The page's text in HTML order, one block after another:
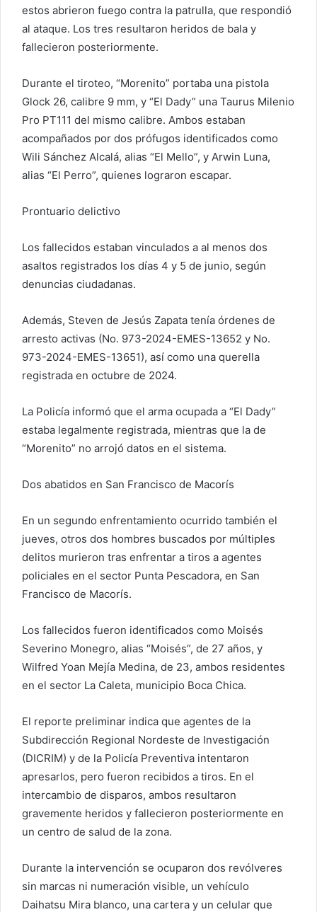
estos abrieron fuego contra la patrulla, que respondió
al ataque. Los tres resultaron heridos de bala y
fallecieron posteriormente.
Durante el tiroteo, “Morenito” portaba una pistola
Glock 26, calibre 9 mm, y “El Dady” una Taurus Milenio
Pro PT111 del mismo calibre. Ambos estaban
acompañados por dos prófugos identificados como
Wili Sánchez Alcalá, alias “El Mello”, y Arwin Luna,
alias “El Perro”, quienes lograron escapar.
Prontuario delictivo
Los fallecidos estaban vinculados a al menos dos
asaltos registrados los días 4 y 5 de junio, según
denuncias ciudadanas.
Además, Steven de Jesús Zapata tenía órdenes de
arresto activas (No. 973-2024-EMES-13652 y No.
973-2024-EMES-13651), así como una querella
registrada en octubre de 2024.
La Policía informó que el arma ocupada a “El Dady”
estaba legalmente registrada, mientras que la de
“Morenito” no arrojó datos en el sistema.
Dos abatidos en San Francisco de Macorís
En un segundo enfrentamiento ocurrido también el
jueves, otros dos hombres buscados por múltiples
delitos murieron tras enfrentar a tiros a agentes
policiales en el sector Punta Pescadora, en San
Francisco de Macorís.
Los fallecidos fueron identificados como Moisés
Severino Monegro, alias “Moisés”, de 27 años, y
Wilfred Yoan Mejía Medina, de 23, ambos residentes
en el sector La Caleta, municipio Boca Chica.
El reporte preliminar indica que agentes de la
Subdirección Regional Nordeste de Investigación
(DICRIM) y de la Policía Preventiva intentaron
apresarlos, pero fueron recibidos a tiros. En el
intercambio de disparos, ambos resultaron
gravemente heridos y fallecieron posteriormente en
un centro de salud de la zona.
Durante la intervención se ocuparon dos revólveres
sin marcas ni numeración visible, un vehículo
Daihatsu Mira blanco, una cartera y un celular que